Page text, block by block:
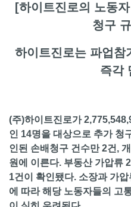
[하이트진로의 노동
청구
하이트진로는 파업참
즉각
(주)하이트진로가
인 14명을 대상으로 추가 청
인된 손배청구 건수만 2건,
원에 이른다. 부동산 가압류
1건이 확인됐다. 소장과 가
에 따라 해당 노동자들의 고